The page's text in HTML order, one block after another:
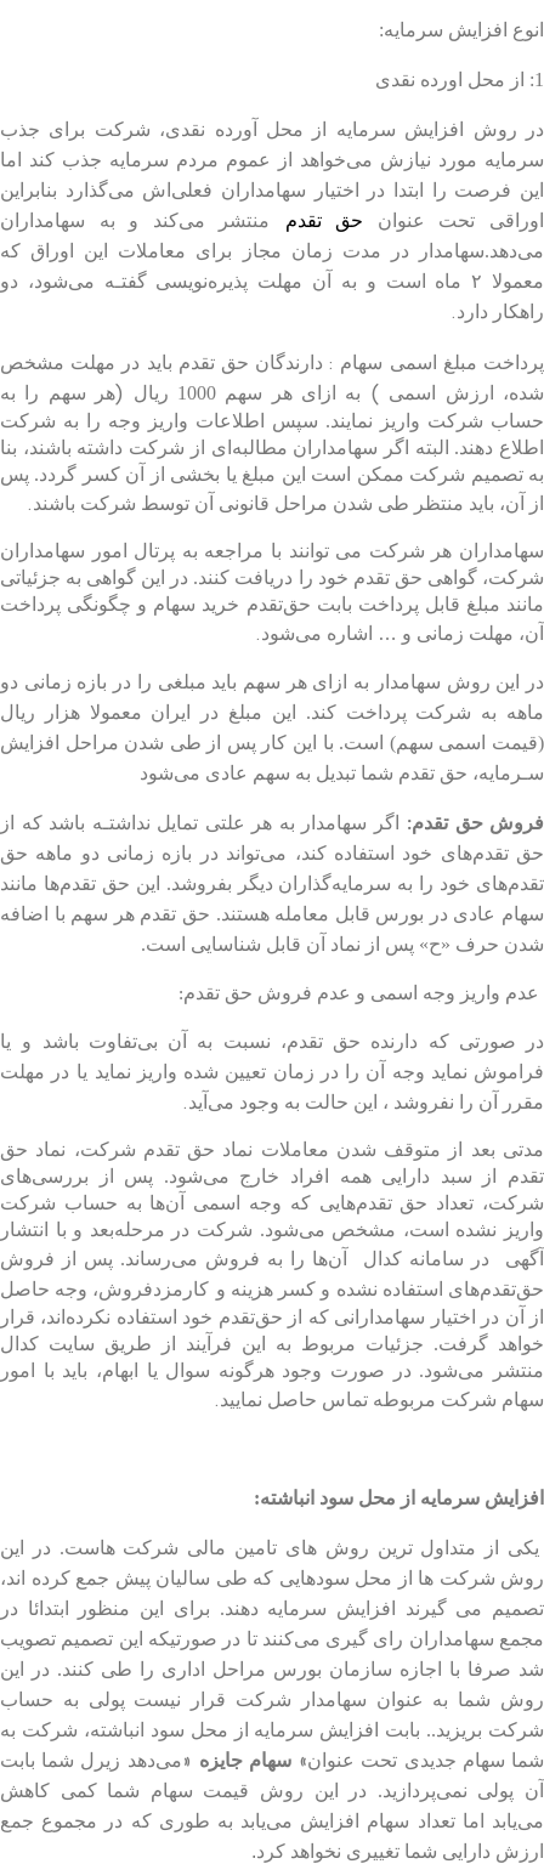
انوع افزایش سرمایه:
1: از محل اورده نقدی
در روش افزایش سرمایه از محل آورده نقدی، شرکت برای جذب
سرمایه مورد نیازش می‌خواهد از عموم مردم سرمایه جذب کند اما
این فرصت را ابتدا در اختیار سهامداران فعلی‌اش می‌گذارد بنابراین
اوراقی تحت عنوان حق تقدم
منتشر می‌کند و به سهامداران
می‌دهد.سهامدار در مدت زمان مجاز برای معاملات این اوراق که
معمولا ۲ ماه است و به آن مهلت پذیره‌نویسی گفتـه می‌شود، دو
راهکار دارد.
پرداخت مبلغ اسمی سهام : دارندگان حق تقدم باید در مهلت مشخص
شده، ارزش اسمی ( به ازای هر سهم 1000 ریال )هر سهم را به
حساب شرکت واریز نمایند. سپس اطلاعات واریز وجه را به شرکت
اطلاع دهند. البته اگر سهامداران مطالبه‌ای از شرکت داشته باشند، بنا
به تصمیم شرکت ممکن است این مبلغ یا بخشی از آن کسر گردد. پس
از آن، باید منتظر طی شدن مراحل قانونی آن توسط شرکت باشند.
سهامداران هر شرکت می توانند با مراجعه به پرتال امور سهامداران
شرکت، گواهی حق تقدم خود را دریافت کنند. در این گواهی به جزئیاتی
مانند مبلغ قابل پرداخت بابت حق‌تقدم خرید سهام و چگونگی پرداخت
آن، مهلت زمانی و … اشاره می‌شود.
در این روش سهامدار به ازای هر سهم باید مبلغی را در بازه زمانی دو
ماهه به شرکت پرداخت کند. این مبلغ در ایران معمولا هزار ریال
(قیمت اسمی سهم) است. با این کار پس از طی شدن مراحل افزایش
سـرمایه، حق تقدم شما تبدیل به سهم عادی می‌شود
فروش حق تقدم:
اگر سهامدار به هر علتی تمایل نداشتـه باشد که از
حق تقدم‌های خود استفاده کند، می‌تواند در بازه زمانی دو ماهه حق
تقدم‌های خود را به سرمایه‌گذاران دیگر بفروشد. این حق تقدم‌ها مانند
سهام عادی در بورس قابل معامله هستند. حق تقدم هر سهم با اضافه
شدن حرف «ح» پس از نماد آن قابل شناسایی است.
عدم واریز وجه اسمی و عدم فروش حق تقدم‌:
در صورتی که دارنده حق تقدم، نسبت به آن بی‌تفاوت باشد و
یا
فراموش نماید وجه آن را در زمان تعیین شده واریز نماید یا در مهلت
مقرر آن را نفروشد ، این حالت به وجود می‌آید.
مدتی بعد از متوقف شدن معاملات نماد حق تقدم شرکت، نماد حق‌
تقدم‌ از سبد دارایی همه افراد خارج می‌شود. پس از بررسی‌های
شرکت، تعداد حق تقدم‌هایی که وجه اسمی آن‌ها به حساب شرکت
واریز نشده است، مشخص می‌شود. شرکت در مرحله‌بعد و با انتشار
آگهی
در سامانه کدال
آن‌ها را به فروش می‌رساند. پس از فروش
حق‌تقدم‌های استفاده نشده و کسر هزینه و کارمزدفروش، وجه حاصل
از آن در اختیار سهامدارانی که از حق‌تقدم‌ خود استفاده نکرده‌اند، قرار
خواهد گرفت. جزئیات مربوط به این فرآیند از طریق سایت کدال
منتشر می‌شود. در صورت وجود هرگونه سوال یا ابهام، باید با امور
سهام شرکت مربوطه تماس حاصل نمایید.
افزایش سرمایه از محل سود انباشته:
یکی از متداول ترین روش های تامین مالی شرکت هاست. در این
روش شرکت ها از محل سودهایی که طی سالیان پیش جمع کرده اند،
تصمیم می گیرند افزایش سرمایه دهند. برای این منظور ابتدائا در
مجمع سهامداران رای گیری می‌کنند تا در صورتیکه این تصمیم تصویب
شد صرفا با اجازه سازمان بورس مراحل اداری را طی کنند. در این
روش شما به عنوان سهامدار شرکت قرار نیست پولی به حساب
شرکت بریزید.. بابت افزایش سرمایه از محل سود انباشته، شرکت به
شما سهام جدیدی تحت عنوان« سهام جایزه »می‌دهد زیرل شما بابت
آن پولی نمی‌پردازید. در این روش قیمت سهام شما کمی کاهش
می‌یابد اما تعداد سهام افزایش می‌یابد به طوری که در مجموع جمع
ارزش دارایی شما تغییری نخواهد کرد.